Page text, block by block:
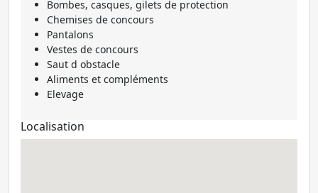
Bombes, casques, gilets de protection
Chemises de concours
Pantalons
Vestes de concours
Saut d obstacle
Aliments et compléments
Elevage
Localisation